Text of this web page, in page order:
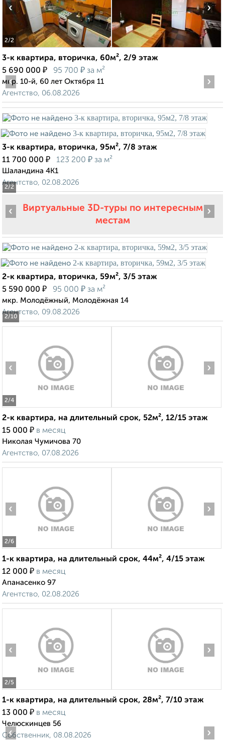
2/2
‹ ›
3-к квартира, вторичка, 60м², 2/9 этаж
5 690 000 ₽ 95 700 ₽ за м²
мкр. 10-й, 60 лет Октября 11
Агентство, 06.08.2026
2/2
‹ ›
3-к квартира, вторичка, 95м², 7/8 этаж
11 700 000 ₽ 123 200 ₽ за м²
Шаландина 4К1
Агентство, 02.08.2026
Виртуальные 3D-туры по интересным
местам
2/10
‹ ›
2-к квартира, вторичка, 59м², 3/5 этаж
5 590 000 ₽ 95 000 ₽ за м²
мкр. Молодёжный, Молодёжная 14
Агентство, 09.08.2026
2/4
‹ ›
2-к квартира, на длительный срок, 52м², 12/15 этаж
15 000 ₽ в месяц
Николая Чумичова 70
Агентство, 07.08.2026
2/6
‹ ›
1-к квартира, на длительный срок, 44м², 4/15 этаж
12 000 ₽ в месяц
Апанасенко 97
Агентство, 02.08.2026
2/5
‹ ›
1-к квартира, на длительный срок, 28м², 7/10 этаж
13 000 ₽ в месяц
Челюскинцев 56
Собственник, 08.08.2026
‹ ›